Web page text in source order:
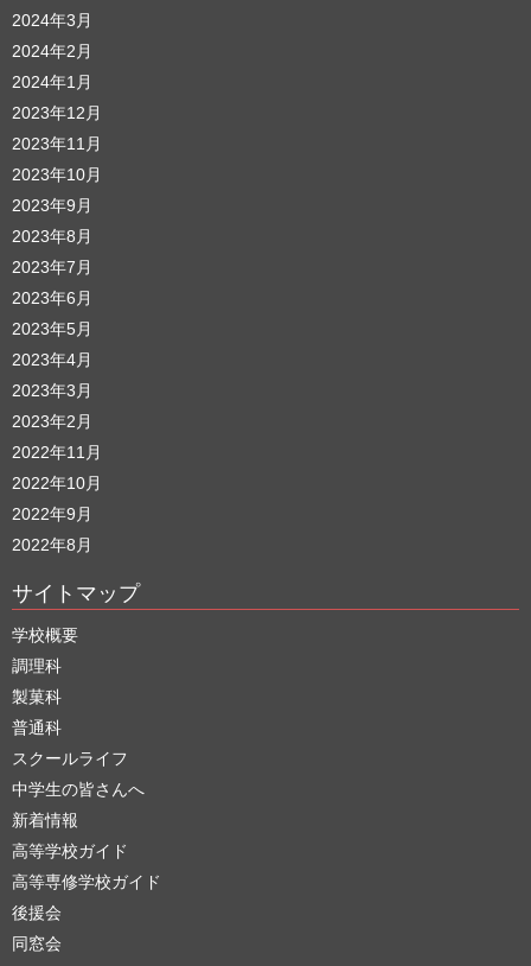
2024年3月
2024年2月
2024年1月
2023年12月
2023年11月
2023年10月
2023年9月
2023年8月
2023年7月
2023年6月
2023年5月
2023年4月
2023年3月
2023年2月
2022年11月
2022年10月
2022年9月
2022年8月
サイトマップ
学校概要
調理科
製菓科
普通科
スクールライフ
中学生の皆さんへ
新着情報
高等学校ガイド
高等専修学校ガイド
後援会
同窓会